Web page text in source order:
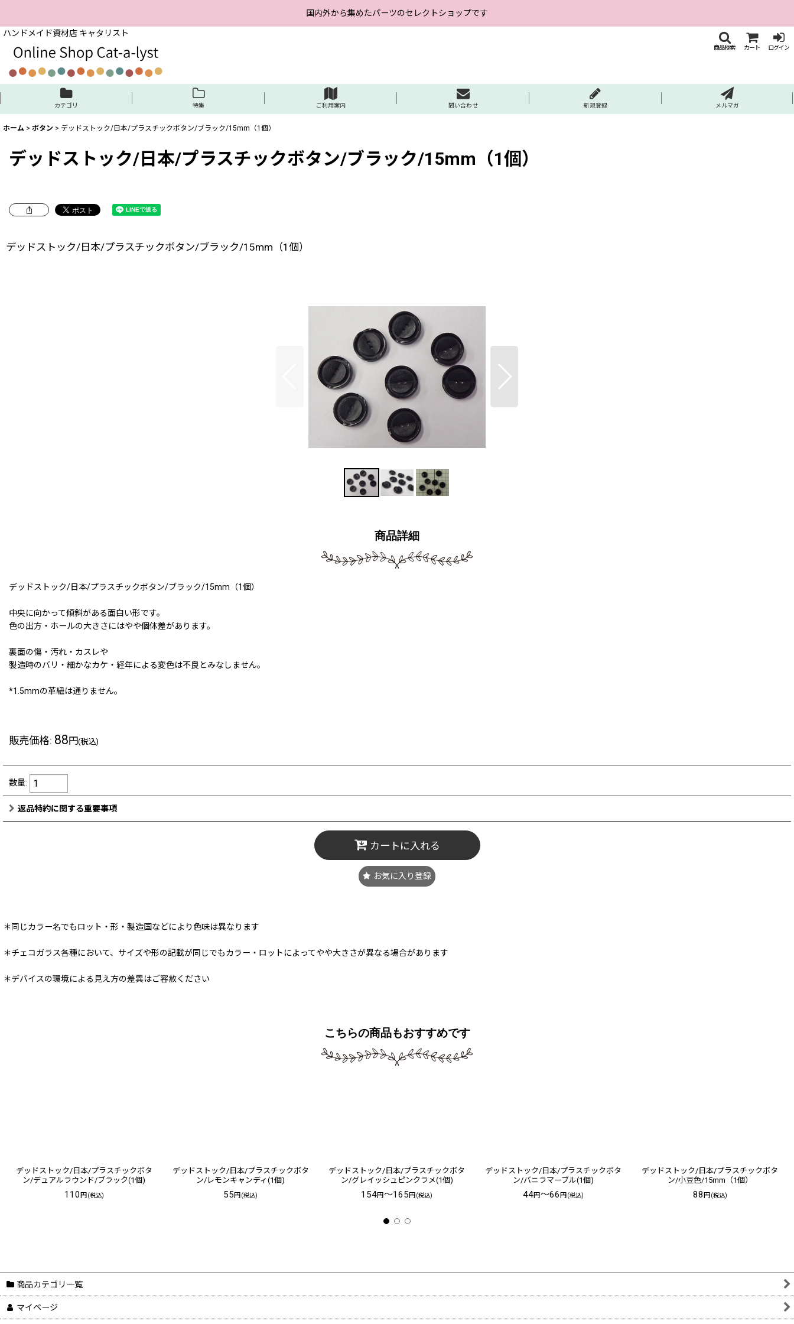
国内外から集めたパーツのセレクトショップです
ハンドメイド資材店 キャタリスト
商品検索 カート ログイン
カテゴリ 特集 ご利用案内 問い合わせ 新規登録 メルマガ
ホーム > ボタン > デッドストック/日本/プラスチックボタン/ブラック/15mm（1個）
デッドストック/日本/プラスチックボタン/ブラック/15mm（1個）
デッドストック/日本/プラスチックボタン/ブラック/15mm（1個）
商品詳細
デッドストック/日本/プラスチックボタン/ブラック/15mm（1個）
中央に向かって傾斜がある面白い形です。
色の出方・ホールの大きさにはやや個体差があります。
裏面の傷・汚れ・カスレや
製造時のバリ・細かなカケ・経年による変色は不良とみなしません。
*1.5mmの革紐は通りません。
販売価格: 88円(税込)
数量:
返品特約に関する重要事項
カートに入れる
お気に入り登録
＊同じカラー名でもロット・形・製造国などにより色味は異なります
＊チェコガラス各種において、サイズや形の記載が同じでもカラー・ロットによってやや大きさが異なる場合があります
＊デバイスの環境による見え方の差異はご容赦ください
こちらの商品もおすすめです
デッドストック/日本/プラスチックボタ
ン/デュアルラウンド/ブラック(1個)
110円(税込)
デッドストック/日本/プラスチックボタ
ン/レモンキャンディ(1個)
55円(税込)
デッドストック/日本/プラスチックボタ
ン/グレイッシュピンクラメ(1個)
154円～165円(税込)
デッドストック/日本/プラスチックボタ
ン/バニラマーブル(1個)
44円～66円(税込)
デッドストック/日本/プラスチックボタ
ン/小豆色/15mm（1個）
88円(税込)
商品カテゴリ一覧
マイページ